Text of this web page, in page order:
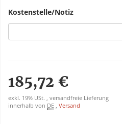
Kostenstelle/Notiz
185,72 €
exkl. 19% USt. , versandfreie Lieferung
innerhalb von DE , Versand